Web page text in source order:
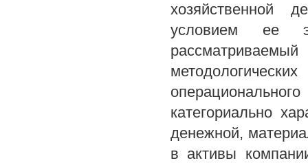
хозяйственной
условием ее
категориально
денежной,
в активы